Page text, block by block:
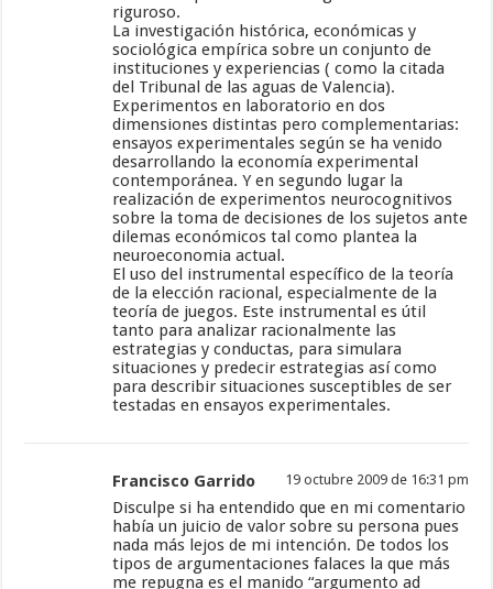
riguroso.
La investigación histórica, económicas y
sociológica empírica sobre un conjunto de
instituciones y experiencias ( como la citada
del Tribunal de las aguas de Valencia).
Experimentos en laboratorio en dos
dimensiones distintas pero complementarias:
ensayos experimentales según se ha venido
desarrollando la economía experimental
contemporánea. Y en segundo lugar la
realización de experimentos neurocognitivos
sobre la toma de decisiones de los sujetos ante
dilemas económicos tal como plantea la
neuroeconomia actual.
El uso del instrumental específico de la teoría
de la elección racional, especialmente de la
teoría de juegos. Este instrumental es útil
tanto para analizar racionalmente las
estrategias y conductas, para simulara
situaciones y predecir estrategias así como
para describir situaciones susceptibles de ser
testadas en ensayos experimentales.
Francisco Garrido 19 octubre 2009 de 16:31 pm
Disculpe si ha entendido que en mi comentario
había un juicio de valor sobre su persona pues
nada más lejos de mi intención. De todos los
tipos de argumentaciones falaces la que más
me repugna es el manido “argumento ad